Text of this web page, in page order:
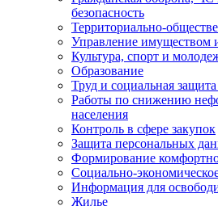
безопасность
Территориально-
Управление имуществом
Культура, спорт и
Образование
Труд и социальная
Работы по снижению
населения
Контроль в сфере закупок
Защита персональных
Формирование
Социально-
Информация для
Жилье